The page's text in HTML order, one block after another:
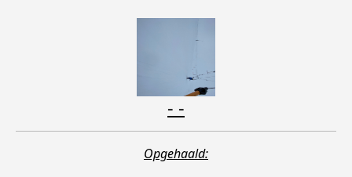
- -
Opgehaald: